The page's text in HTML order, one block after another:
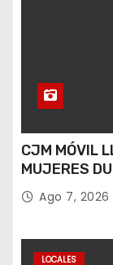
CJM MÓVIL
MUJERES
Ago 7, 2026
LOCALES